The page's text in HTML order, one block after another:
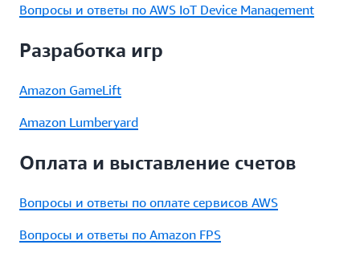
Вопросы и ответы по AWS IoT Device Management
Разработка игр
Amazon GameLift
Amazon Lumberyard
Оплата и выставление счетов
Вопросы и ответы по оплате сервисов AWS
Вопросы и ответы по Amazon FPS